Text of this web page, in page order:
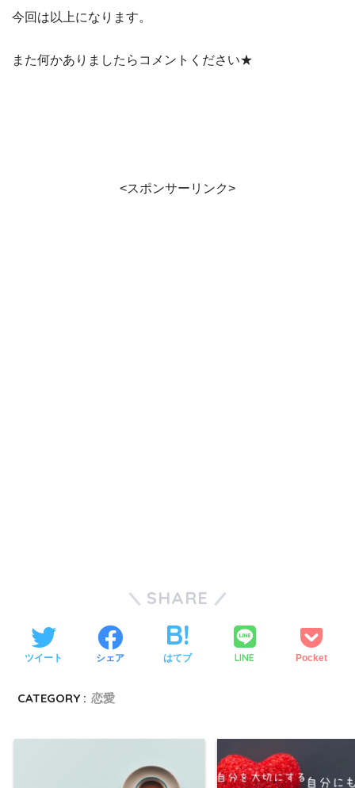
今回は以上になります。
また何かありましたらコメントください★
<スポンサーリンク>
SHARE
ツイート シェア はてブ LINE Pocket
CATEGORY : 恋愛